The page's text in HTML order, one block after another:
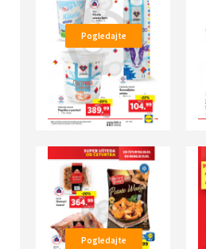
Pogledajte
Pogledajte